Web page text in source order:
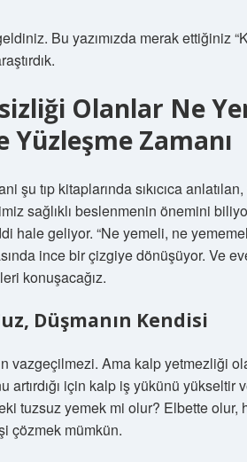
Bu yazımızda merak ettiğiniz
Olanlar Ne
Yüzleşme Zamanı
şu tıp kitaplarında sıkıcıca
sağlıklı beslenmenin önemini
hale geliyor. “Ne yemeli, ne
ince bir çizgiye dönüşüyor. Ve
konuşacağız.
Düşmanın Kendisi
vazgeçilmezi. Ama kalp yetmezliği
artırdığı için kalp iş yükünü yükseltir
tuzsuz yemek mi olur? Elbette
çözmek mümkün.